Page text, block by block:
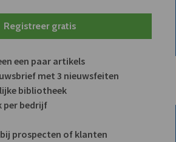
Registreer gratis
een paar artikels
met 3 nieuwsfeiten
bibliotheek
per bedrijf
prospecten of klanten